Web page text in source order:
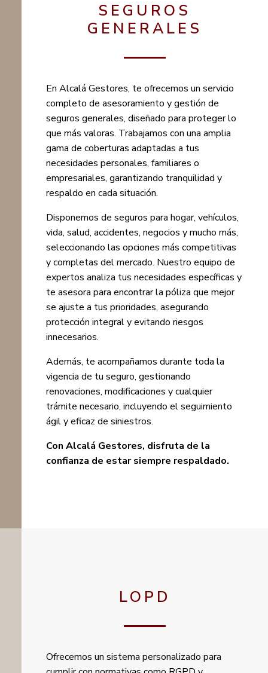
SEGUROS
GENERALES
En Alcalá Gestores, te ofrecemos un servicio
completo de asesoramiento y gestión de
seguros generales, diseñado para proteger lo
que más valoras. Trabajamos con una amplia
gama de coberturas adaptadas a tus
necesidades personales, familiares o
empresariales, garantizando tranquilidad y
respaldo en cada situación.
Disponemos de seguros para hogar, vehículos,
vida, salud, accidentes, negocios y mucho más,
seleccionando las opciones más competitivas
y completas del mercado. Nuestro equipo de
expertos analiza tus necesidades específicas y
te asesora para encontrar la póliza que mejor
se ajuste a tus prioridades, asegurando
protección integral y evitando riesgos
innecesarios.
Además, te acompañamos durante toda la
vigencia de tu seguro, gestionando
renovaciones, modificaciones y cualquier
trámite necesario, incluyendo el seguimiento
ágil y eficaz de siniestros.
Con Alcalá Gestores, disfruta de la
confianza de estar siempre respaldado.
LOPD
Ofrecemos un sistema personalizado para